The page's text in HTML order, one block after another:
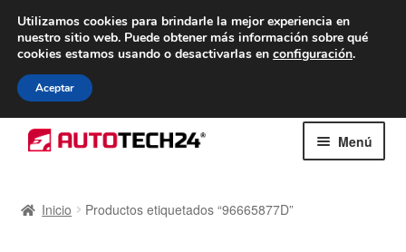
ENTREGA desde 7 EUR
De lunes a viernes de 9 a. m. a 4 p. m.
navegación
al
Menú
Inicio Productos etiquetados “96665877D”
Utilizamos cookies para brindarle la mejor experiencia en
nuestro sitio web. Puede obtener más información sobre qué
cookies estamos usando o desactivarlas en configuración.
Aceptar